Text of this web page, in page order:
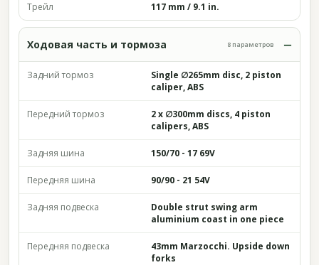
Трейл 117 mm / 9.1 in.
Ходовая часть и тормоза 8 параметров
Задний тормоз
Single ∅265mm disc, 2 piston
caliper, ABS
Передний тормоз
2 x ∅300mm discs, 4 piston
calipers, ABS
Задняя шина 150/70 - 17 69V
Передняя шина 90/90 - 21 54V
Задняя подвеска
Double strut swing arm
aluminium coast in one piece
Передняя подвеска
43mm Marzocchi. Upside down
forks